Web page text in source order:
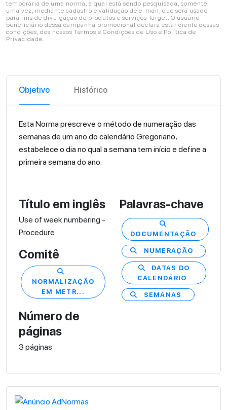
temporária de uma norma, a qual está sendo pesquisada, somente
uma vez, mediante cadastro e validação de e-mail, que será usado
para fins de divulgação de produtos e serviços Target. O usuário
beneficiário dessa campanha promocional declara estar ciente dessas
condições, dos nossos Termos e Condições de Uso e Política de
Privacidade.
Objetivo Histórico
Esta Norma prescreve o método de numeração das
semanas de um ano do calendário Gregoriano,
estabelece o dia no qual a semana tem início e define a
primeira semana do ano.
Título em inglês
Use of week numbering -
Procedure
Comitê
NORMALIZAÇÃO
EM METR...
Número de
páginas
3 páginas
Palavras-chave
DOCUMENTAÇÃO
NUMERAÇÃO
DATAS DO
CALENDÁRIO
SEMANAS